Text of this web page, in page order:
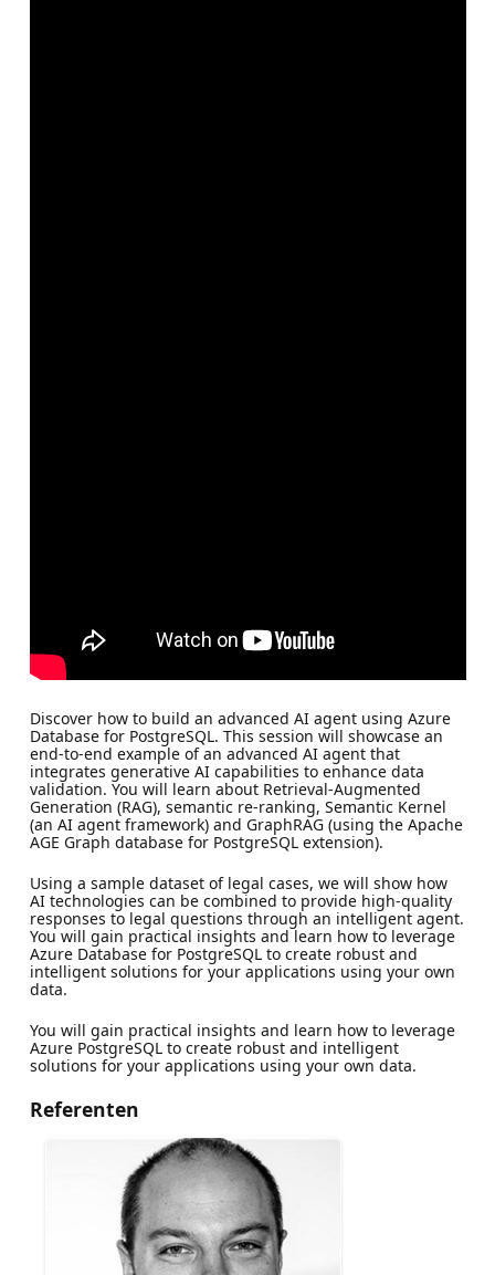
Discover how to build an advanced AI agent using Azure
Database for PostgreSQL. This session will showcase an
end-to-end example of an advanced AI agent that
integrates generative AI capabilities to enhance data
validation. You will learn about Retrieval-Augmented
Generation (RAG), semantic re-ranking, Semantic Kernel
(an AI agent framework) and GraphRAG (using the Apache
AGE Graph database for PostgreSQL extension).
Using a sample dataset of legal cases, we will show how
AI technologies can be combined to provide high-quality
responses to legal questions through an intelligent agent.
You will gain practical insights and learn how to leverage
Azure Database for PostgreSQL to create robust and
intelligent solutions for your applications using your own
data.
You will gain practical insights and learn how to leverage
Azure PostgreSQL to create robust and intelligent
solutions for your applications using your own data.
Referenten